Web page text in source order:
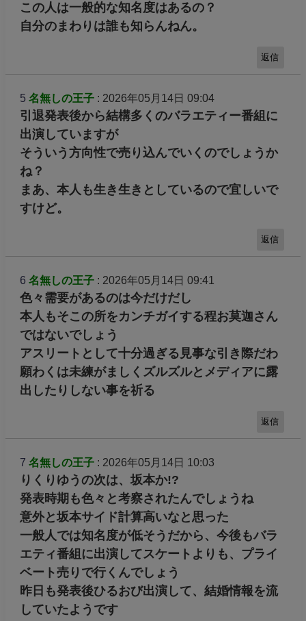
この人は一般的な知名度はあるの？
自分のまわりは誰も知らんねん。
返信
5 名無しの王子: 2026年05月14日 09:04
引退発表後から結構多くのバラエティー番組に
出演していますが
そういう方向性で売り込んでいくのでしょうか
ね？
まあ、本人も生き生きとしているので宜しいで
すけど。
返信
6 名無しの王子: 2026年05月14日 09:41
色々需要があるのは今だけだし
本人もそこの所をカンチガイする程お莫迦さん
ではないでしょう
アスリートとして十分過ぎる見事な引き際だわ
願わくは未練がましくズルズルとメディアに露
出したりしない事を祈る
返信
7 名無しの王子: 2026年05月14日 10:03
りくりゆうの次は、坂本か!?
発表時期も色々と考察されたんでしょうね
意外と坂本サイド計算高いなと思った
一般人では知名度が低そうだから、今後もバラ
エティ番組に出演してスケートよりも、プライ
ベート売りで行くんでしょう
昨日も発表後ひるおび出演して、結婚情報を流
していたようです